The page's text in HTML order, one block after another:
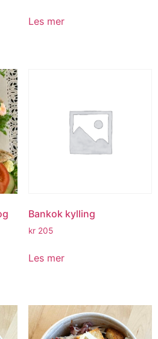
Les mer
Bankok kylling
kr205
Les mer